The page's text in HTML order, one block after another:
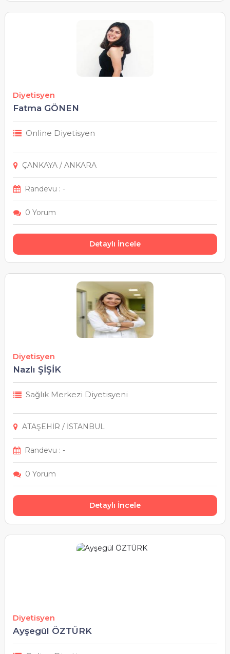
Diyetisyen
Fatma GÖNEN
Online Diyetisyen
ÇANKAYA / ANKARA
Randevu : -
0 Yorum
Detaylı İncele
Diyetisyen
Nazlı ŞİŞİK
Sağlık Merkezi Diyetisyeni
ATAŞEHİR / İSTANBUL
Randevu : -
0 Yorum
Detaylı İncele
Diyetisyen
Ayşegül ÖZTÜRK